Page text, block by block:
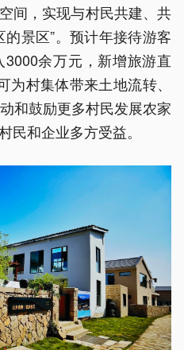
间，实现与村民共建、共
景区”。预计年接待游客
余万元，新增旅游直
村集体带来土地流转、
和鼓励更多村民发展农家
民和企业多方受益。